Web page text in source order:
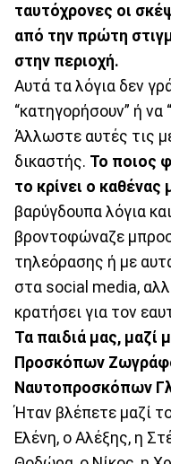
ταυτόχρονες οι
από την πρώτη
στην περιοχή.
Αυτά τα λόγια δεν
“κατηγορήσουν” ή να
Άλλωστε αυτές τις
δικαστής. Το ποιος
το κρίνει ο καθένας
βαρύγδουπα λόγια
βροντοφώναζε
τηλεόρασης ή με
στα social media,
κρατήσει για τον
Τα παιδιά μας, μαζί
Προσκόπων
Ναυτοπροσκόπων
Ήταν βλέπετε μαζί
Ελένη, ο Αλέξης, η